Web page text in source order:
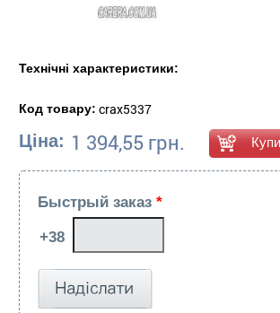
Технічні характеристики:
Код товару: crax5337
Ціна: 1 394,55 грн.
Быстрый заказ *